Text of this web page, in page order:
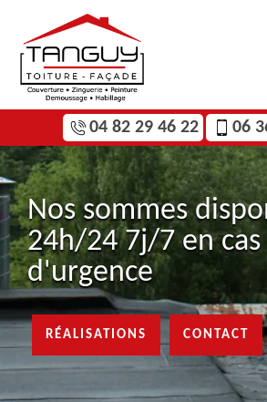
04 82 29 46 22 06
Nos sommes
24h/24 7j/7 en cas
d'urgence
RÉALISATIONS CONTACT